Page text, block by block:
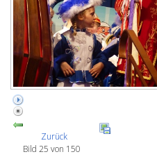
Zurück
Bild 25 von 150